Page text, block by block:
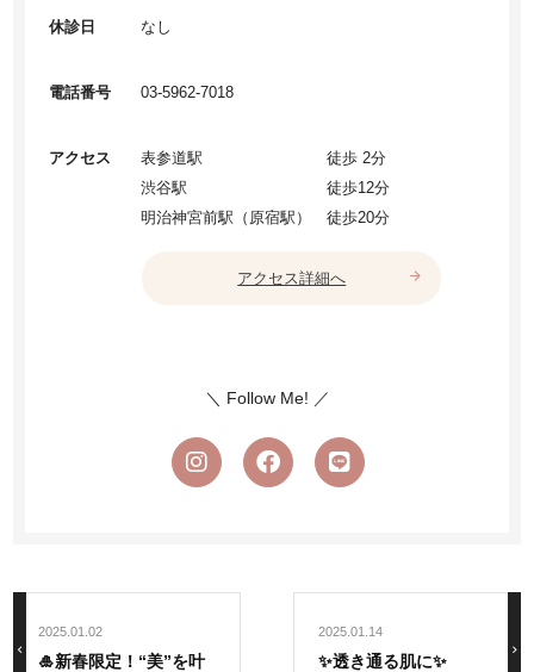
休診日 なし
電話番号 03-5962-7018
アクセス 表参道駅
徒歩 2分
渋谷駅
徒歩12分
明治神宮前駅（原宿駅）
徒歩20分
アクセス詳細へ arrow_forward
＼ Follow Me! ／
chevron_left
2025.01.02
🎍新春限定！“美”を叶
navigate_next
2025.01.14
✨透き通る肌に✨